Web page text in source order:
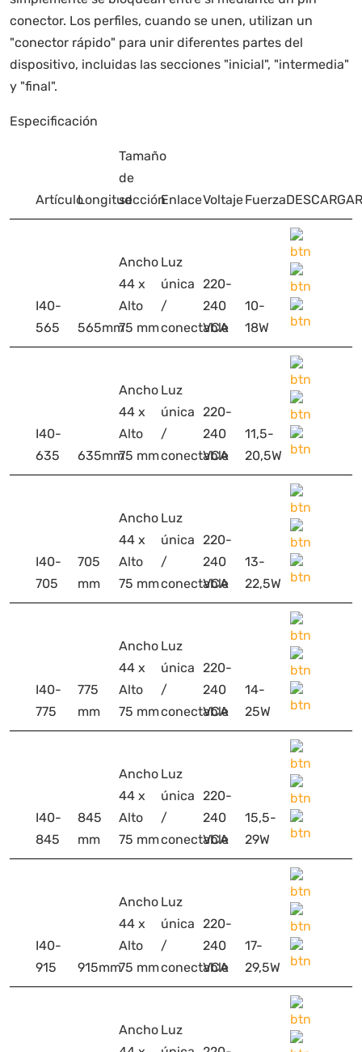
conector. Los perfiles, cuando se unen, utilizan un
"conector rápido" para unir diferentes partes del
dispositivo, incluidas las secciones "inicial", "intermedia"
y "final".
Especificación
ArtículoLongitud
Tamaño
de
secciónEnlaceVoltajeFuerza
I40-
565
565mm
Ancho
44 x
Alto
75 mm
Luz
única
/
conectable
220-
240
VCA
10-
18W
I40-
635
635mm
Ancho
44 x
Alto
75 mm
Luz
única
/
conectable
220-
240
VCA
11,5-
20,5W
I40-
705
705
mm
Ancho
44 x
Alto
75 mm
Luz
única
/
conectable
220-
240
VCA
13-
22,5W
I40-
775
775
mm
Ancho
44 x
Alto
75 mm
Luz
única
/
conectable
220-
240
VCA
14-
25W
I40-
845
845
mm
Ancho
44 x
Alto
75 mm
Luz
única
/
conectable
220-
240
VCA
15,5-
29W
I40-
915
915mm
Ancho
44 x
Alto
75 mm
Luz
única
/
conectable
220-
240
VCA
17-
29,5W
Ancho Luz